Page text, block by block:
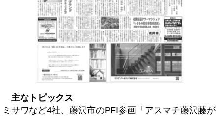
主なトピックス
ミサワなど4社、藤沢市のPFI参画「アスマチ藤沢藤が